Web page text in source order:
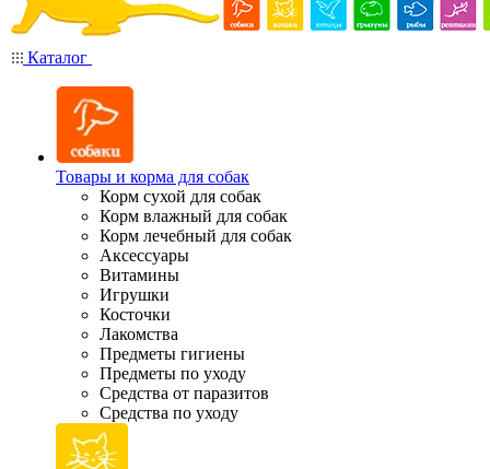
Каталог
Товары и корма для собак
Корм сухой для собак
Корм влажный для собак
Корм лечебный для собак
Аксессуары
Витамины
Игрушки
Косточки
Лакомства
Предметы гигиены
Предметы по уходу
Средства от паразитов
Средства по уходу